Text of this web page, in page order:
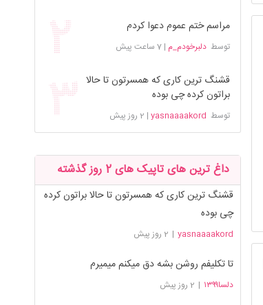
مراسم ختم عموم دعوا کردم
توسطدلبرخودم_م |7 ساعت پیش
قشنگ ترین کاری که همسرتون تا حالا
براتون کرده چی بوده
توسط yasnaaaakord
| 2 روز پیش
داغ ترین های تاپیک های 2 روز گذشته
قشنگ ترین کاری که همسرتون تا حالا براتون کرده
چی بوده
yasnaaaakord
| 2 روز پیش
تا تکلیفم روشن بشه دق میکنم میمیرم
دلسا۱۳۹۹ | 2 روز پیش